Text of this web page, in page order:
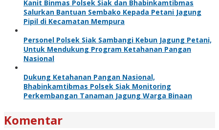
Kanit Binmas Polsek Siak dan Bhabinkamtibmas
Salurkan Bantuan Sembako Kepada Petani Jagung
Pipil di Kecamatan Mempura
Personel Polsek Siak Sambangi Kebun Jagung Petani,
Untuk Mendukung Program Ketahanan Pangan
Nasional
Dukung Ketahanan Pangan Nasional,
Bhabinkamtibmas Polsek Siak Monitoring
Perkembangan Tanaman Jagung Warga Binaan
Komentar